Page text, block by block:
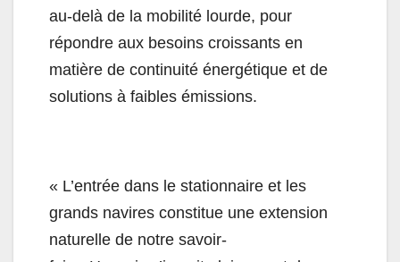
au-delà de la mobilité lourde, pour
répondre aux besoins croissants en
matière de continuité énergétique et de
solutions à faibles émissions.
« L’entrée dans le stationnaire et les
grands navires constitue une extension
naturelle de notre savoir-